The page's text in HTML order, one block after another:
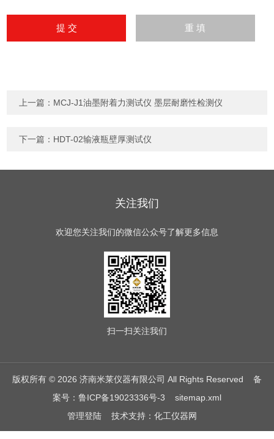
上一篇： MCJ-J1油墨附着力测试仪 墨层耐磨性检测仪
下一篇： HDT-02输液瓶壁厚测试仪
关注我们
欢迎您关注我们的微信公众号了解更多信息
扫一扫关注我们
版权所有 © 2026 济南米莱仪器有限公司 All Rights Reserved 备
案号：鲁ICP备19023336号-3
sitemap.xml
管理登陆技术支持： 化工仪器网